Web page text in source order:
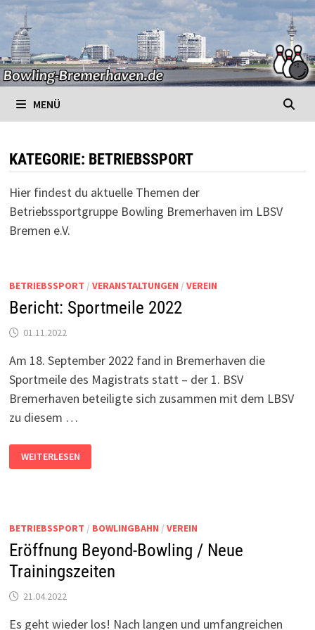
Zurück
zum
Inhalt
MENÜ
KATEGORIE: BETRIEBSSPORT
Hier findest du aktuelle Themen der
Betriebssportgruppe Bowling Bremerhaven im LBSV
Bremen e.V.
BETRIEBSSPORT / VERANSTALTUNGEN / VEREIN
Bericht: Sportmeile 2022
01.11.2022
Am 18. September 2022 fand in Bremerhaven die
Sportmeile des Magistrats statt – der 1. BSV
Bremerhaven beteiligte sich zusammen mit dem LBSV
zu diesem …
SPORTMEILE
2022
WEITERLESEN
BETRIEBSSPORT / BOWLINGBAHN / VEREIN
Eröffnung Beyond-Bowling / Neue
Trainingszeiten
21.04.2022
Es geht wieder los! Nach langen und umfangreichen